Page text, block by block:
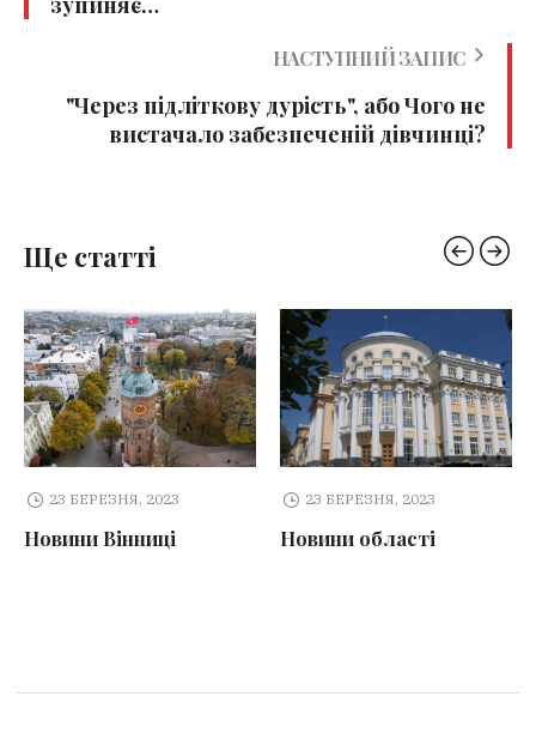
НАСТУПНИЙ ЗАПИС
"Через підліткову дурість", або Чого не
вистачало забезпеченій дівчинці?
Ще статті
23 БЕРЕЗНЯ, 2023
Новини Вінниці
23 БЕРЕЗНЯ, 2023
Новини області